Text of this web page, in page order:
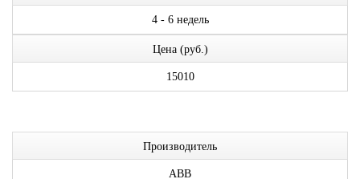
4 - 6 недель
Цена (руб.)
15010
Производитель
ABB